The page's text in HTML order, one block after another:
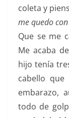
coleta y
me quedo
Que se me
Me acaba
hijo tenía
cabello
embarazo,
todo de